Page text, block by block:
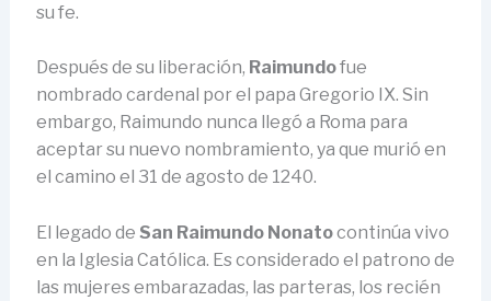
su fe.
Después de su liberación, Raimundofue
nombrado cardenal por el papa Gregorio IX. Sin
embargo, Raimundo nunca llegó a Roma para
aceptar su nuevo nombramiento, ya que murió en
el camino el 31 de agosto de 1240.
El legado de San Raimundo Nonatocontinúa vivo
en la Iglesia Católica. Es considerado el patrono de
las mujeres embarazadas, las parteras, los recién